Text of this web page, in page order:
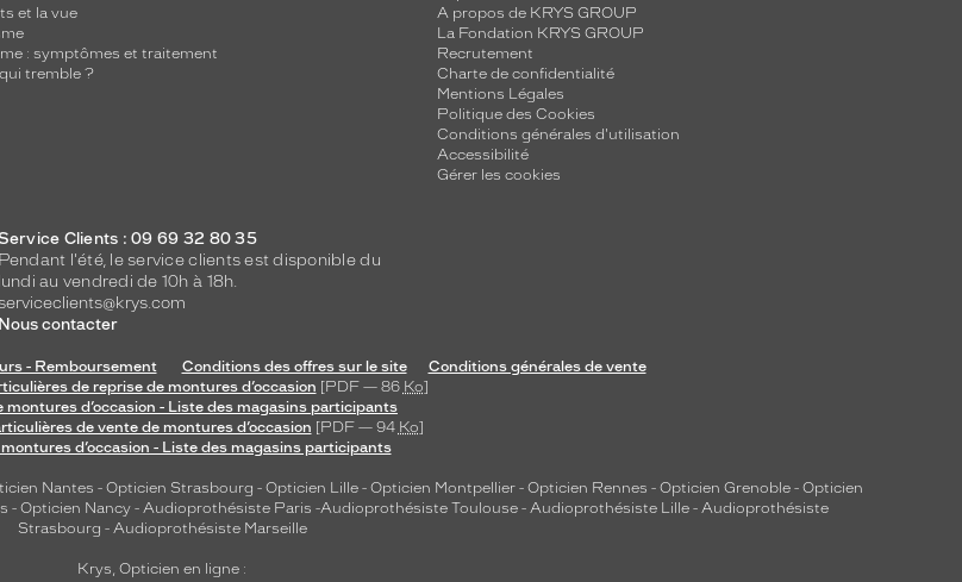
et la vue
: symptômes et traitement
tremble ?
A propos de KRYS GROUP
La Fondation KRYS GROUP
Recrutement
Charte de confidentialité
Mentions Légales
Politique des Cookies
Conditions générales d'utilisation
Accessibilité
Gérer les cookies
Clients : 09 69 32 80 35
Pendant l'été, le service clients est disponible du
lundi au vendredi de 10h à 18h.
serviceclients@krys.com
Nous contacter
- Remboursement Conditions des offres sur le site
Conditions générales de vente
de reprise de montures d’occasion [PDF — 86 Ko]
montures d’occasion - Liste des magasins participants
de vente de montures d’occasion [PDF — 94 Ko]
d’occasion - Liste des magasins participants
Nantes - Opticien Strasbourg - Opticien Lille - Opticien Montpellier - Opticien Rennes - Opticien Grenoble - Opticien
- Opticien Nancy - Audioprothésiste Paris -Audioprothésiste Toulouse - Audioprothésiste Lille - Audioprothésiste
Strasbourg - Audioprothésiste Marseille
Krys, Opticien en ligne :